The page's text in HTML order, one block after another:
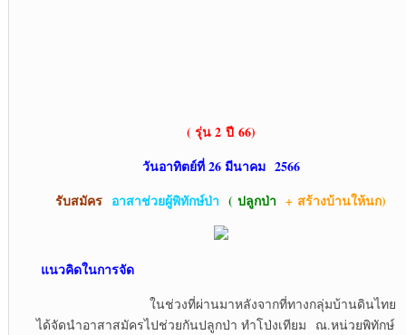
( รุ่น 2ปี 66)
วันอาทิตย์ที่ 26 มีนาคม 2566
รับสมัคร อาสาช่วยผู้พิทักษ์ป่า ( ปลูกป่า + สร้างบ้านให้นก)
แนวคิดในการจัด
ในช่วงที่ผ่านมาหลังจากที่ทางกลุ่มบ้านดินไทย
ได้จัดนำอาสาสมัครไปช่วยกันปลูกป่า ทำโป่งเทียม ณ.หน่วยพิทักษ์